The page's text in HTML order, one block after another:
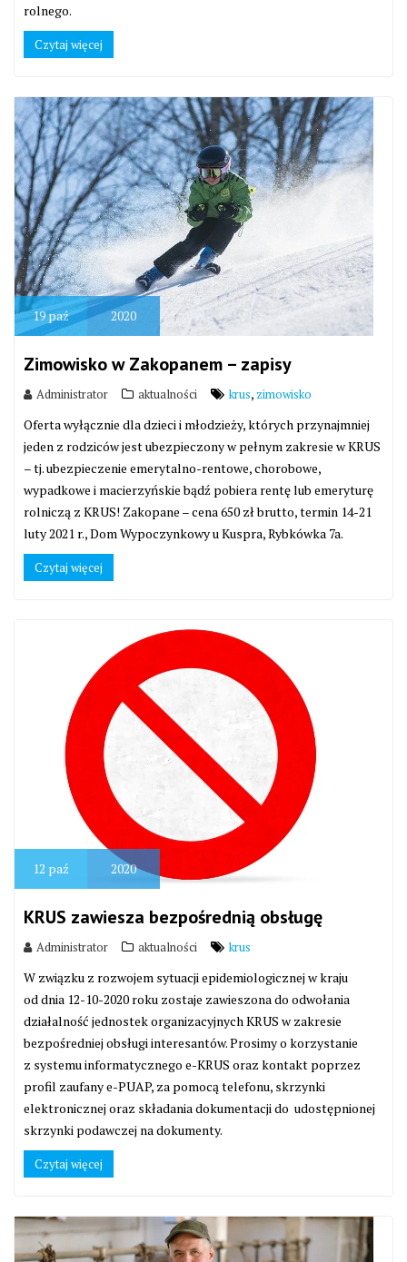
rolnego.
Czytaj więcej
19paź 2020
Zimowisko w Zakopanem – zapisy
Administrator aktualności krus, zimowisko
Oferta wyłącznie dla dzieci i młodzieży, których przynajmniej
jeden z rodziców jest ubezpieczony w pełnym zakresie w KRUS
– tj. ubezpieczenie emerytalno-rentowe, chorobowe,
wypadkowe i macierzyńskie bądź pobiera rentę lub emeryturę
rolniczą z KRUS! Zakopane – cena 650 zł brutto, termin 14-21
luty 2021 r., Dom Wypoczynkowy u Kuspra, Rybkówka 7a.
Czytaj więcej
12 paź 2020
KRUS zawiesza bezpośrednią obsługę
Administrator aktualności krus
W związku z rozwojem sytuacji epidemiologicznej w kraju
od dnia 12-10-2020 roku zostaje zawieszona do odwołania
działalność jednostek organizacyjnych KRUS w zakresie
bezpośredniej obsługi interesantów. Prosimy o korzystanie
z systemu informatycznego e-KRUS oraz kontakt poprzez
profil zaufany e-PUAP, za pomocą telefonu, skrzynki
elektronicznej oraz składania dokumentacji do udostępnionej
skrzynki podawczej na dokumenty.
Czytaj więcej